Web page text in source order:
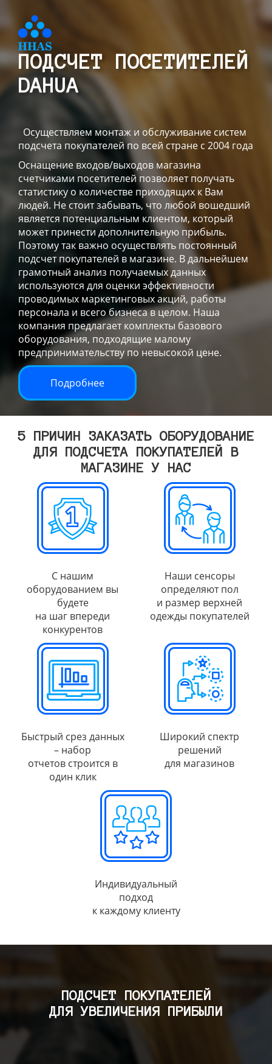
ПОДСЧЕТ ПОСЕТИТЕЛЕЙ
DAHUA
Осуществляем монтаж и обслуживание систем
подсчета покупателей по всей стране с 2004 года
Оснащение входов/выходов магазина
счетчиками посетителей позволяет получать
статистику о количестве приходящих к Вам
людей. Не стоит забывать, что любой вошедший
является потенциальным клиентом, который
может принести дополнительную прибыль.
Поэтому так важно осуществлять постоянный
подсчет покупателей в магазине. В дальнейшем
грамотный анализ получаемых данных
используются для оценки эффективности
проводимых маркетинговых акций, работы
персонала и всего бизнеса в целом. Наша
компания предлагает комплекты базового
оборудования, подходящие малому
предпринимательству по невысокой цене.
Подробнее
5 ПРИЧИН ЗАКАЗАТЬ ОБОРУДОВАНИЕ
ДЛЯ ПОДСЧЕТА ПОКУПАТЕЛЕЙ В
МАГАЗИНЕ У НАС
С нашим
оборудованием вы
будете
на шаг впереди
конкурентов
Наши сенсоры
определяют пол
и размер верхней
одежды покупателей
Быстрый срез данных
– набор
отчетов строится в
один клик
Широкий спектр
решений
для магазинов
Индивидуальный
подход
к каждому клиенту
ПОДСЧЕТ ПОКУПАТЕЛЕЙ
ДЛЯ УВЕЛИЧЕНИЯ ПРИБЫЛИ